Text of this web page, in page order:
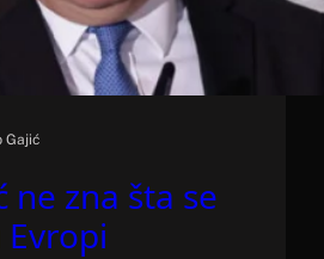
Gajić
ne zna šta se